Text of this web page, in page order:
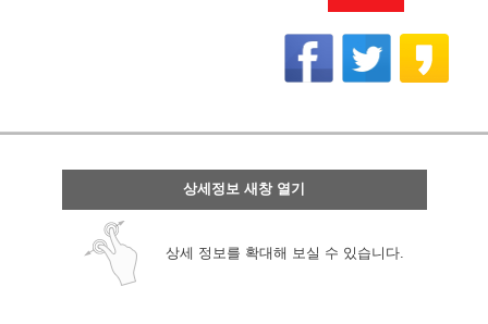
상세정보 새창 열기
상세 정보를 확대해 보실 수 있습니다.